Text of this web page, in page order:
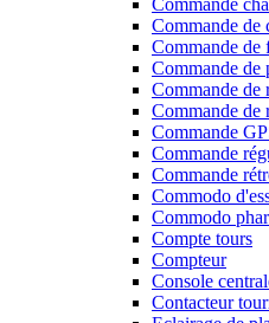
Commande
Commande de
Commande de
Commande de
Commande de
Commande de
Commande
Commande
Commande
Commodo
Commodo
Compte tours
Compteur
Console
Contacteur